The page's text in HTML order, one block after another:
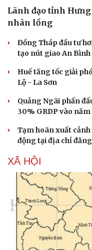
Lãnh đạo tỉnh
nhãn lồng
Đồng Tháp đầu tư
tạo nút giao An Bình
Huế tăng tốc giải
Lộ - La Sơn
Quảng Ngãi phấn
30% GRDP vào năm
Tạm hoãn xuất
động tại địa chỉ
XÃ HỘI